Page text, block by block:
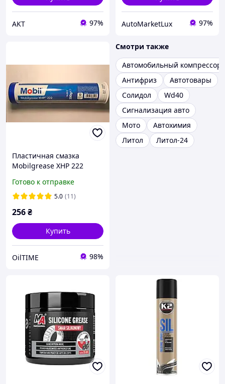
AKT 97% AutoMarketLux 97%
Пластичная смазка
Mobilgrease XHP 222
Готово к отправке
5.0 (11)
256₴
Купить
OilTIME 98%
Смотри также
Автомобильный компрессор
Антифриз
Автотовары
Солидол
Wd40
Сигнализация авто
Мото
Автохимия
Литол
Литол-24